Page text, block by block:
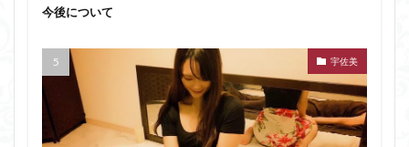
今後について
宇佐美